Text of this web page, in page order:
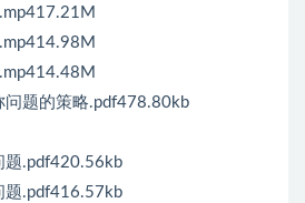
题的策略.pdf478.80kb
.pdf420.56kb
.pdf416.57kb